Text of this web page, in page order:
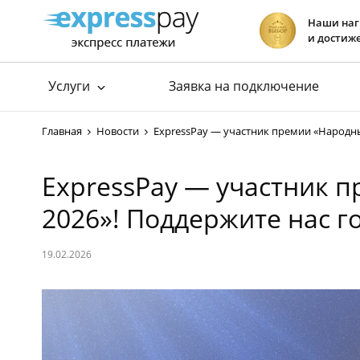
Наши
и
Услуги
Хостинг
Заявка на подключение
Главная Новости ExpressPay — участник премии
ExpressPay — участник
2026»! Поддержите нас
19.02.2026